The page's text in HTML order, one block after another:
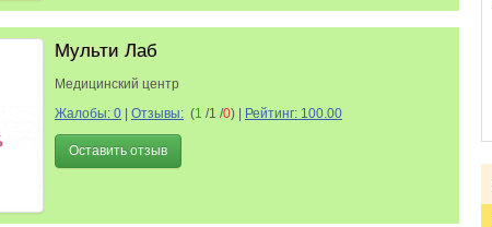
Мульти Лаб
Медицинский центр
Жалобы: 0
Отзывы: (1 /1 /0) Рейтинг: 100.00
Оставить отзыв